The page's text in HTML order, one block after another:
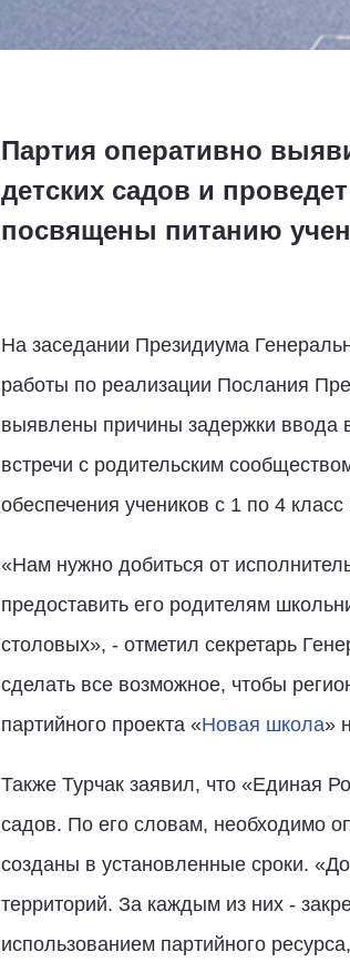
Партия оперативно
детских садов и
посвящены питанию
На заседании Президиума
работы по реализации Послания
выявлены причины задержки ввода
встречи с родительским
обеспечения учеников с 1 по 4
«Нам нужно добиться от
предоставить его родителям
столовых», - отметил секретарь
сделать все возможное, чтобы
партийного проекта «Новая школа»
Также Турчак заявил, что «Единая
садов. По его словам, необходимо
созданы в установленные сроки.
территорий. За каждым из них -
использованием партийного